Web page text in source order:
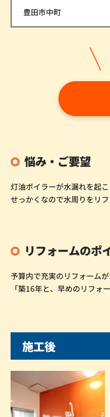
豊田市中町
悩み・ご要望
灯油ボイラーが水漏れを起こ
せっかくなので水周りをリフ
リフォームのポ
予算内で充実のリフォームが
「築16年と、早めのリフォ
施工後